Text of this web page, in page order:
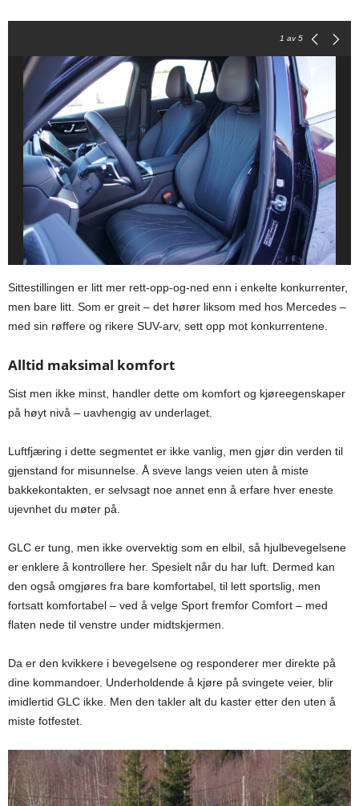
1 av 5
Sittestillingen er litt mer rett-opp-og-ned enn i enkelte konkurrenter,
men bare litt. Som er greit – det hører liksom med hos Mercedes –
med sin røffere og rikere SUV-arv, sett opp mot konkurrentene.
Alltid maksimal komfort
Sist men ikke minst, handler dette om komfort og kjøreegenskaper
på høyt nivå – uavhengig av underlaget.
Luftfjæring i dette segmentet er ikke vanlig, men gjør din verden til
gjenstand for misunnelse. Å sveve langs veien uten å miste
bakkekontakten, er selvsagt noe annet enn å erfare hver eneste
ujevnhet du møter på.
GLC er tung, men ikke overvektig som en elbil, så hjulbevegelsene
er enklere å kontrollere her. Spesielt når du har luft. Dermed kan
den også omgjøres fra bare komfortabel, til lett sportslig, men
fortsatt komfortabel – ved å velge Sport fremfor Comfort – med
flaten nede til venstre under midtskjermen.
Da er den kvikkere i bevegelsene og responderer mer direkte på
dine kommandoer. Underholdende å kjøre på svingete veier, blir
imidlertid GLC ikke. Men den takler alt du kaster etter den uten å
miste fotfestet.